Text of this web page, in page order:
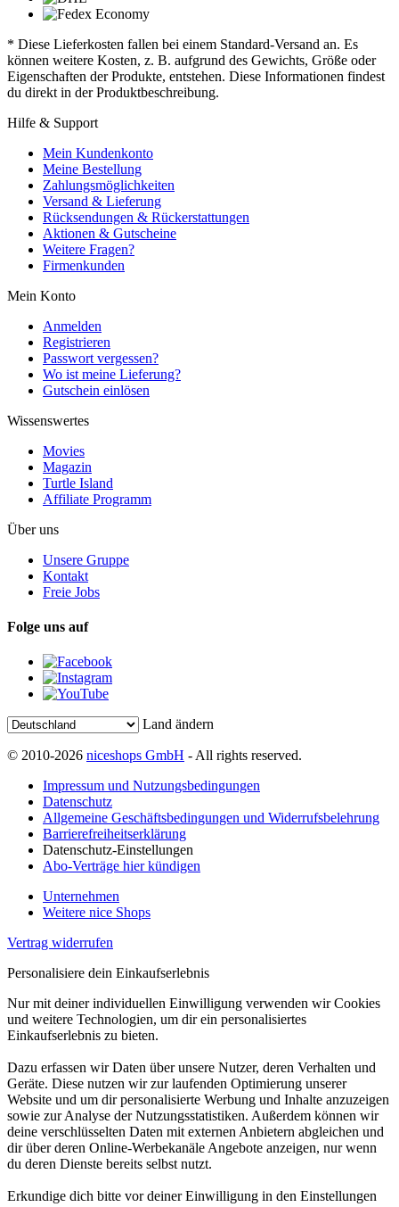
* Diese Lieferkosten fallen bei einem Standard-Versand an. Es
können weitere Kosten, z. B. aufgrund des Gewichts, Größe oder
Eigenschaften der Produkte, entstehen. Diese Informationen findest
du direkt in der Produktbeschreibung.
Hilfe & Support
Mein Kundenkonto
Meine Bestellung
Zahlungsmöglichkeiten
Versand & Lieferung
Rücksendungen & Rückerstattungen
Aktionen & Gutscheine
Weitere Fragen?
Firmenkunden
Mein Konto
Anmelden
Registrieren
Passwort vergessen?
Wo ist meine Lieferung?
Gutschein einlösen
Wissenswertes
Movies
Magazin
Turtle Island
Affiliate Programm
Über uns
Unsere Gruppe
Kontakt
Freie Jobs
Folge uns auf
Land ändern
© 2010-2026 niceshops GmbH - All rights reserved.
Impressum und Nutzungsbedingungen
Datenschutz
Allgemeine Geschäftsbedingungen und Widerrufsbelehrung
Barrierefreiheitserklärung
Datenschutz-Einstellungen
Abo-Verträge hier kündigen
Unternehmen
Weitere nice Shops
Vertrag widerrufen
Personalisiere dein Einkaufserlebnis
Nur mit deiner individuellen Einwilligung verwenden wir Cookies
und weitere Technologien, um dir ein personalisiertes
Einkaufserlebnis zu bieten.
Dazu erfassen wir Daten über unsere Nutzer, deren Verhalten und
Geräte. Diese nutzen wir zur laufenden Optimierung unserer
Website und um dir personalisierte Werbung und Inhalte anzuzeigen
sowie zur Analyse der Nutzungsstatistiken. Außerdem können wir
deine verschlüsselten Daten mit externen Anbietern abgleichen und
dir über deren Online-Werbekanäle Angebote anzeigen, nur wenn
du deren Dienste bereits selbst nutzt.
Erkundige dich bitte vor deiner Einwilligung in den Einstellungen